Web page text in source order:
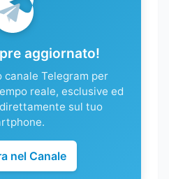
aggiornato!
Telegram per
reale, esclusive ed
sul tuo
nel Canale